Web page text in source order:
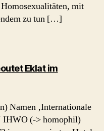
mit
zu tun […]
Eklat im
Namen ‚Internationale
IHWO (-> homophil)